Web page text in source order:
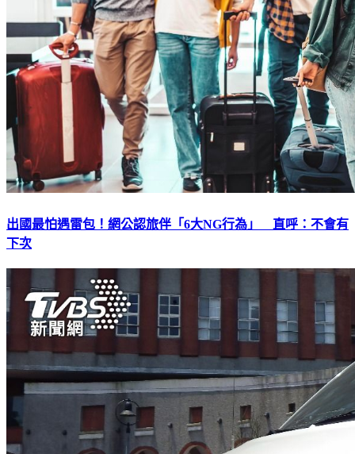
出國最怕遇雷包！網公認旅伴「6大NG行為」 直呼：不會有
下次